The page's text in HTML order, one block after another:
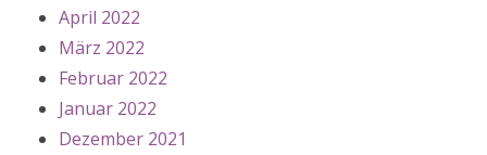
April 2022
März 2022
Februar 2022
Januar 2022
Dezember 2021